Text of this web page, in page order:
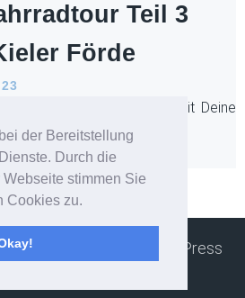
der Bereitstellung
Durch die
stimmen Sie
Cookies zu.
Teil 3
Förde
wieder Radsaison! Damit Deine
ich Dir von meiner[…]
with ❤ using WordPress